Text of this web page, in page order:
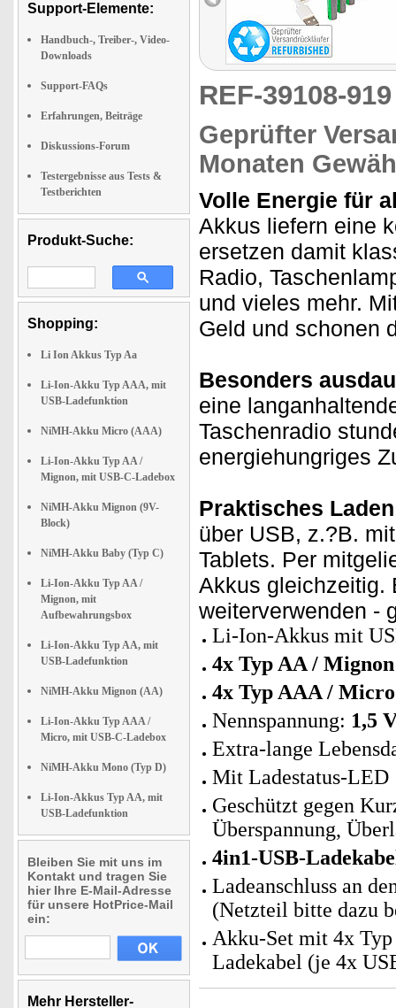
Support-Elemente:
Handbuch-, Treiber-, Video-
Downloads
Support-FAQs
Erfahrungen, Beiträge
Diskussions-Forum
Testergebnisse aus Tests &
Testberichten
Produkt-Suche:
Shopping:
Li Ion Akkus Typ Aa
Li-Ion-Akku Typ AAA, mit
USB-Ladefunktion
NiMH-Akku Micro (AAA)
Li-Ion-Akku Typ AA /
Mignon, mit USB-C-Ladebox
NiMH-Akku Mignon (9V-
Block)
NiMH-Akku Baby (Typ C)
Li-Ion-Akku Typ AA /
Mignon, mit
Aufbewahrungsbox
Li-Ion-Akku Typ AA, mit
USB-Ladefunktion
NiMH-Akku Mignon (AA)
Li-Ion-Akku Typ AAA /
Micro, mit USB-C-Ladebox
NiMH-Akku Mono (Typ D)
Li-Ion-Akkus Typ AA, mit
USB-Ladefunktion
Bleiben Sie mit uns im
Kontakt und tragen Sie
hier Ihre E-Mail-Adresse
für unsere HotPrice-Mail
ein:
Mehr Hersteller-
REF-39108-
Geprüfter
Monaten
Volle Energie für
Akkus liefern eine
ersetzen damit
Radio,
und vieles mehr.
Geld und schonen
Besonders
eine
Taschenradio
energiehungriges
Praktisches
über USB, z.?B.
Tablets. Per
Akkus gleichzeitig.
weiterverwenden -
Li-Ion-Akkus mit
4x Typ AA /
4x Typ AAA /
Nennspannung: 1,5
Extra-lange
Mit Ladestatus-LED
Geschützt gegen
Überspannung,
4in1-USB-
Ladeanschluss an
(Netzteil bitte dazu
Akku-Set mit 4x
Ladekabel (je 4x